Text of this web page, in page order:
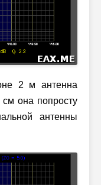
2 м антенна
она попросту
антенны